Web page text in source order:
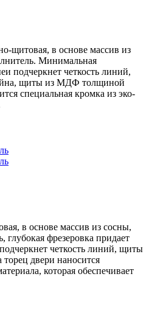
щитовая, в основе массив из
Минимальная
подчеркнет четкость линий,
щиты из МДФ толщиной
специальная кромка из эко-
в основе массив из сосны,
глубокая фрезеровка придает
четкость линий, щиты
двери наносится
которая обеспечивает